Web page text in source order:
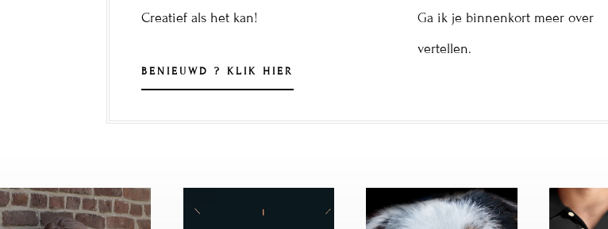
Creatief als het kan!
BENIEUWD ? KLIK HIER
Ga ik je binnenkort meer over
vertellen.